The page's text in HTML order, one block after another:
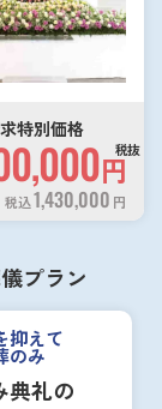
特別価格
円
税抜
税込1,430,000 円
プラン
抑えて
のみ
典礼の